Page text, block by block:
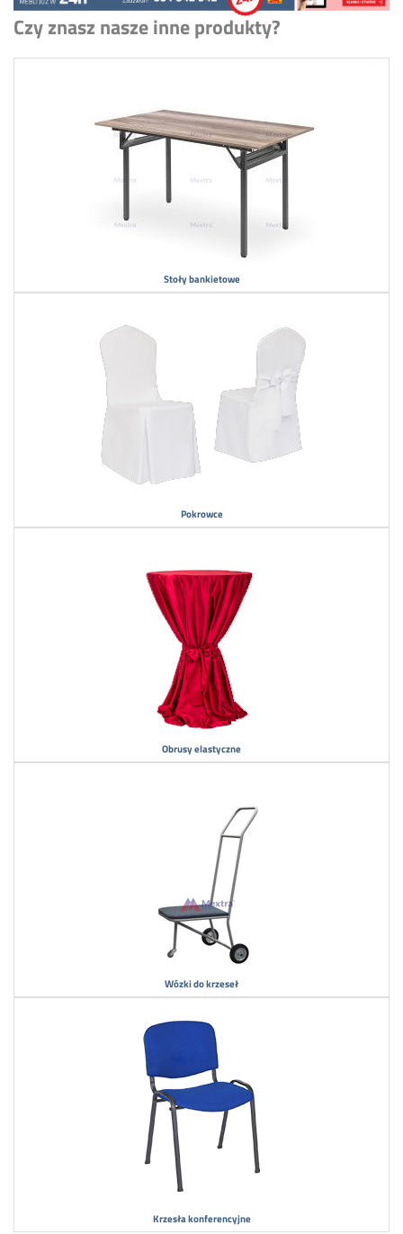
Czy znasz nasze inne produkty?
Stoły bankietowe
Pokrowce
Obrusy elastyczne
Wózki do krzeseł
Krzesła konferencyjne